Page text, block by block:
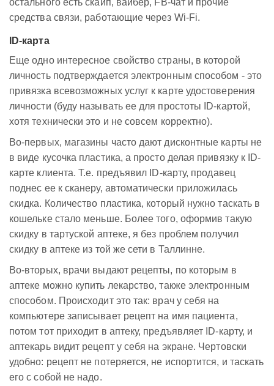
средства связи, работающие через Wi-Fi.
ID-карта
Еще одно интересное свойство страны, в которой
личность подтверждается электронным способом - это
привязка всевозможных услуг к карте удостоверения
личности (буду называть ее для простоты ID-картой,
хотя технически это и не совсем корректно).
Во-первых, магазины часто дают дисконтные карты не
в виде кусочка пластика, а просто делая привязку к ID-
карте клиента. Т.е. предъявил ID-карту, продавец
поднес ее к сканеру, автоматически приложилась
скидка. Количество пластика, который нужно таскать в
кошельке стало меньше. Более того, оформив такую
скидку в тартуской аптеке, я без проблем получил
скидку в аптеке из той же сети в Таллинне.
Во-вторых, врачи выдают рецепты, по которым в
аптеке можно купить лекарство, также электронным
способом. Происходит это так: врач у себя на
компьютере записывает рецепт на имя пациента,
потом тот приходит в аптеку, предъявляет ID-карту, и
аптекарь видит рецепт у себя на экране. Чертовски
удобно: рецепт не потеряется, не испортится, и таскать
его с собой не надо.